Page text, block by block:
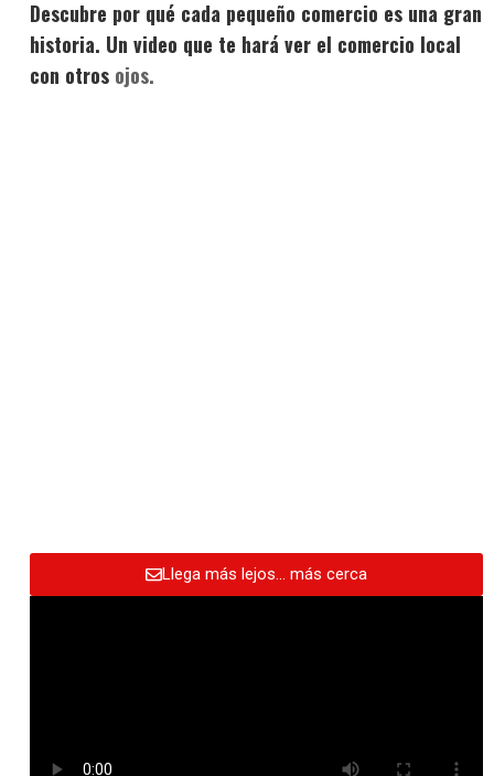
Descubre por qué cada pequeño comercio es una gran
historia. Un video que te hará ver el comercio local
con otros ojos.
Llega más lejos… más cerca